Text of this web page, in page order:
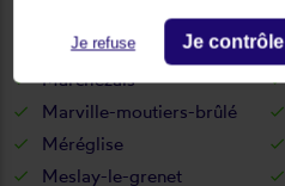
Marboué
Marchezais
Marville-moutiers-brûlé
Méréglise
Meslay-le-grenet
Je refuse Je contrôle